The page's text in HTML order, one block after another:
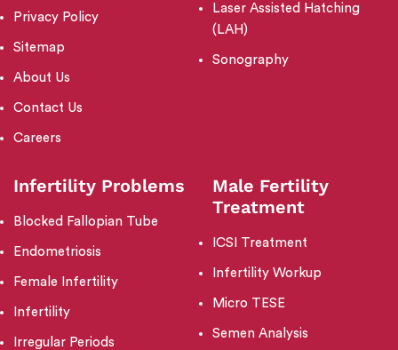
Privacy Policy
Sitemap
About Us
Contact Us
Careers
Laser Assisted Hatching
(LAH)
Sonography
Infertility Problems
Blocked Fallopian Tube
Endometriosis
Female Infertility
Infertility
Irregular Periods
Male Fertility
Treatment
ICSI Treatment
Infertility Workup
Micro TESE
Semen Analysis